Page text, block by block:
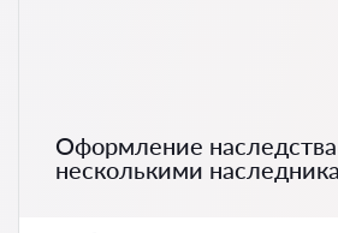
Оформление
несколькими